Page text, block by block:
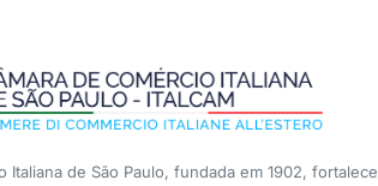
Italiana de São Paulo, fundada em 1902, fortalece